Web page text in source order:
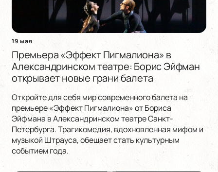
19 мая
Премьера «Эффект Пигмалиона» в
Александринском театре: Борис Эйфман
открывает новые грани балета
Откройте для себя мир современного балета на
премьере «Эффект Пигмалиона» от Бориса
Эйфмана в Александринском театре Санкт-
Петербурга. Трагикомедия, вдохновленная мифом и
музыкой Штрауса, обещает стать культурным
событием года.